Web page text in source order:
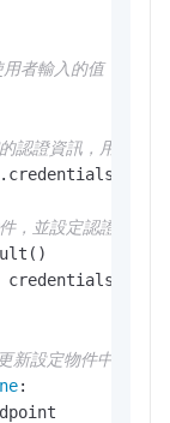
者輸入的值
認證資訊，用於身
，並設定認證提供者
新設定物件中的
: